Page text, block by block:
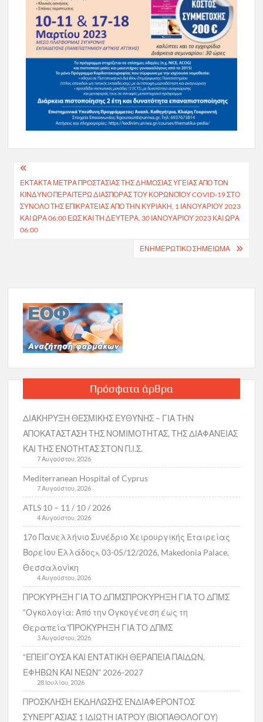
Πλοήγηση
άρθρων
ΈΚΤΑΚΤΑ ΜΈΤΡΑ ΠΡΟΣΤΑΣΊΑΣ ΤΗΣ ΔΗΜΌΣΙΑΣ ΥΓΕΊΑΣ ΑΠΌ ΤΟΝ
ΚΊΝΔΥΝΟ ΠΕΡΑΙΤΈΡΩ ΔΙΑΣΠΟΡΆΣ ΤΟΥ ΚΟΡΩΝΟΪΟΎ COVID-19 ΣΤΟ
ΣΎΝΟΛΟ ΤΗΣ ΕΠΙΚΡΆΤΕΙΑΣ ΑΠΌ ΤΗΝ ΚΥΡΙΑΚΉ, 1 ΙΑΝΟΥΑΡΊΟΥ 2023
ΚΑΙ ΏΡΑ 06:00 ΈΩΣ ΚΑΙ ΤΗ ΔΕΥΤΈΡΑ, 30 ΙΑΝΟΥΑΡΊΟΥ 2023 ΚΑΙ ΏΡΑ
06:00
ΕΝΗΜΕΡΩΤΙΚΟ ΣΗΜΕΙΩΜΑ
Πρόσφατα άρθρα
ΔΙΑΚΗΡΥΞΗ ΘΕΣΜΙΚΗΣ ΕΥΘΥΝΗΣ – ΓΙΑ ΤΗΝ
ΑΠΟΚΑΤΑΣΤΑΣΗ ΤΗΣ ΝΟΜΙΜΟΤΗΤΑΣ, ΤΗΣ ΔΙΑΦΑΝΕΙΑΣ
ΚΑΙ ΤΗΣ ΕΝΟΤΗΤΑΣ ΣΤΟΝ Π.Ι.Σ.
7 Αυγούστου, 2026
Mediterranean Hospital of Cyprus
7 Αυγούστου, 2026
ATLS 10 – 11 / 10 / 2026
4 Αυγούστου, 2026
17ο Πανελλήνιο Συνέδριο Χειρουργικής Εταιρείας
Βορείου Ελλάδος», 03-05/12/2026, Makedonia Palace,
Θεσσαλονίκη
4 Αυγούστου, 2026
ΠΡΟΚΥΡΗΞΗ ΓΙΑ ΤΟ ΔΠΜΣΠΡΟΚΥΡΗΞΗ ΓΙΑ ΤΟ ΔΠΜΣ
“Ογκολογία: Από την Ογκογένεση έως τη
Θεραπεία”ΠΡΟΚΥΡΗΞΗ ΓΙΑ ΤΟ ΔΠΜΣ
3 Αυγούστου, 2026
“ΕΠΕΙΓΟΥΣΑ ΚΑΙ ΕΝΤΑΤΙΚΗ ΘΕΡΑΠΕΙΑ ΠΑΙΔΩΝ,
ΕΦΗΒΩΝ ΚΑΙ ΝΕΩΝ” 2026-2027
28 Ιουλίου, 2026
ΠΡΟΣΚΛΗΣΗ ΕΚΔΗΛΩΣΗΣ ΕΝΔΙΑΦΕΡΟΝΤΟΣ
ΣΥΝΕΡΓΑΣΙΑΣ 1 ΙΔΙΩΤΗ ΙΑΤΡΟΥ (ΒΙΟΠΑΘΟΛΟΓΟΥ)